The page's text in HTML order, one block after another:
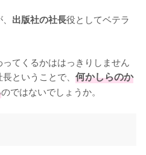
出版社の社長役としてベテラ
てくるかははっきりしません
ということで、 何かしらのか
のではないでしょうか。